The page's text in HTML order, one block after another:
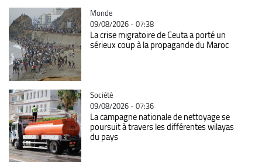
Catégorie
Monde
09/08/2026 - 07:38
La crise migratoire de Ceuta a porté un
sérieux coup à la propagande du Maroc
Catégorie
Société
09/08/2026 - 07:36
La campagne nationale de nettoyage se
poursuit à travers les différentes wilayas
du pays